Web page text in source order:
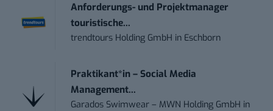
Anforderungs- und Projektmanager
touristische...
trendtours Holding GmbH in Eschborn
Praktikant*in – Social Media
Management...
Garados Swimwear – MWN Holding GmbH in